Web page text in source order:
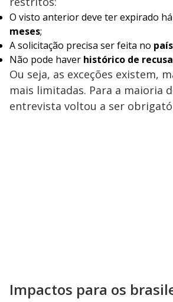
O visto anterior deve ter expirado
meses;
A solicitação precisa ser feita no
Não pode haver histórico de
Ou seja, as exceções existem,
mais limitadas. Para a maioria
entrevista voltou a ser
Impactos para os